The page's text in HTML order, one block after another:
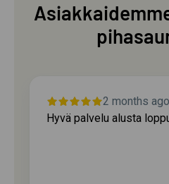
2 months ago
Hyvä palvelu alusta